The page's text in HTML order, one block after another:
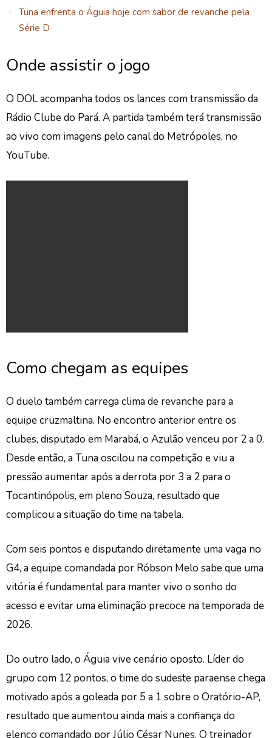
Tuna enfrenta o Águia hoje com sabor de revanche pela
Série D
Onde assistir o jogo
O DOL acompanha todos os lances com transmissão da
Rádio Clube do Pará. A partida também terá transmissão
ao vivo com imagens pelo canal do Metrópoles, no
YouTube.
Como chegam as equipes
O duelo também carrega clima de revanche para a
equipe cruzmaltina. No encontro anterior entre os
clubes, disputado em Marabá, o Azulão venceu por 2 a 0.
Desde então, a Tuna oscilou na competição e viu a
pressão aumentar após a derrota por 3 a 2 para o
Tocantinópolis, em pleno Souza, resultado que
complicou a situação do time na tabela.
Com seis pontos e disputando diretamente uma vaga no
G4, a equipe comandada por Róbson Melo sabe que uma
vitória é fundamental para manter vivo o sonho do
acesso e evitar uma eliminação precoce na temporada de
2026.
Do outro lado, o Águia vive cenário oposto. Líder do
grupo com 12 pontos, o time do sudeste paraense chega
motivado após a goleada por 5 a 1 sobre o Oratório-AP,
resultado que aumentou ainda mais a confiança do
elenco comandado por Júlio César Nunes. O treinador